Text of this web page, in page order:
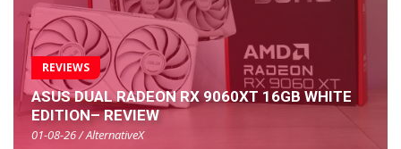
REVIEWS
ASUS DUAL RADEON RX 9060XT 16GB WHITE
EDITION– REVIEW
01-08-26 / AlternativeX